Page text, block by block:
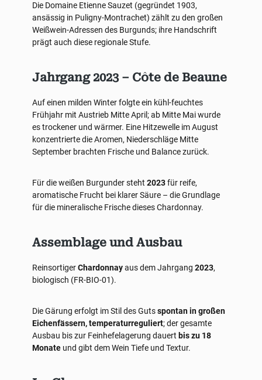
Die Domaine Etienne Sauzet (gegründet 1903,
ansässig in Puligny-Montrachet) zählt zu den großen
Weißwein-Adressen des Burgunds; ihre Handschrift
prägt auch diese regionale Stufe.
Jahrgang 2023 – Côte de Beaune
Auf einen milden Winter folgte ein kühl-feuchtes
Frühjahr mit Austrieb Mitte April; ab Mitte Mai wurde
es trockener und wärmer. Eine Hitzewelle im August
konzentrierte die Aromen, Niederschläge Mitte
September brachten Frische und Balance zurück.
Für die weißen Burgunder steht 2023für reife,
aromatische Frucht bei klarer Säure – die Grundlage
für die mineralische Frische dieses Chardonnay.
Assemblage und Ausbau
ReinsortigerChardonnayaus dem Jahrgang 2023,
biologisch (FR-BIO-01).
Die Gärung erfolgt im Stil des Gutsspontan in großen
Eichenfässern, temperaturreguliert; der gesamte
Ausbau bis zur Feinhefelagerung dauert bis zu 18
Monate und gibt dem Wein Tiefe und Textur.